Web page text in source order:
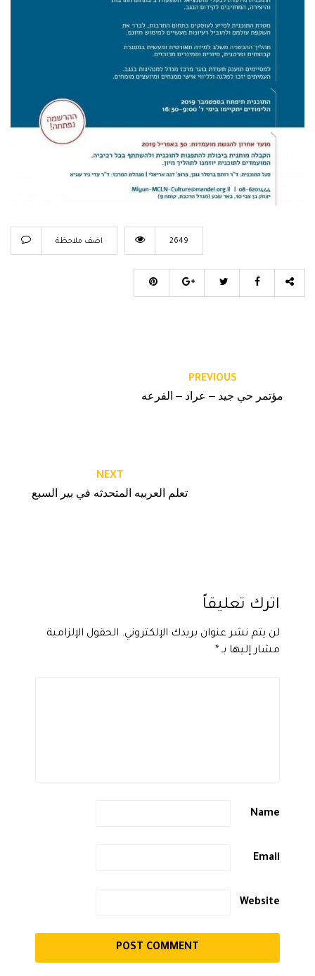
اضف ملاحظة 2649
PREVIOUS
مؤتمر حي جيد – عراد – الفرعه
NEXT
تعلم العربيه المتحدثه في بير السبع
اترك تعليقاً
لن يتم نشر عنوان بريدك الإلكتروني. الحقول الإلزامية
مشار إليها بـ *
Name
Email
Website